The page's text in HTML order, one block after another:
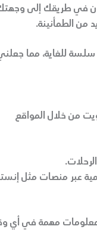
في طريقك إلى
من الطمأنينة.
للغاية، مما
من خلال المواقع
عبر منصات مثل
معلومات مهمة في أي